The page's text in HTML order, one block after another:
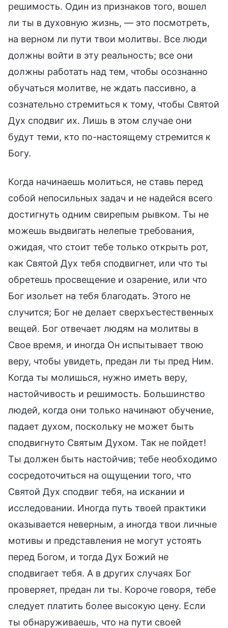
решимость. Один из признаков того, вошел
ли ты в духовную жизнь, — это посмотреть,
на верном ли пути твои молитвы. Все люди
должны войти в эту реальность; все они
должны работать над тем, чтобы осознанно
обучаться молитве, не ждать пассивно, а
сознательно стремиться к тому, чтобы Святой
Дух сподвиг их. Лишь в этом случае они
будут теми, кто по-настоящему стремится к
Богу.
Когда начинаешь молиться, не ставь перед
собой непосильных задач и не надейся всего
достигнуть одним свирепым рывком. Ты не
можешь выдвигать нелепые требования,
ожидая, что стоит тебе только открыть рот,
как Святой Дух тебя сподвигнет, или что ты
обретешь просвещение и озарение, или что
Бог изольет на тебя благодать. Этого не
случится; Бог не делает сверхъестественных
вещей. Бог отвечает людям на молитвы в
Свое время, и иногда Он испытывает твою
веру, чтобы увидеть, предан ли ты пред Ним.
Когда ты молишься, нужно иметь веру,
настойчивость и решимость. Большинство
людей, когда они только начинают обучение,
падает духом, поскольку не может быть
сподвигнуто Святым Духом. Так не пойдет!
Ты должен быть настойчив; тебе необходимо
сосредоточиться на ощущении того, что
Святой Дух сподвиг тебя, на искании и
исследовании. Иногда путь твоей практики
оказывается неверным, а иногда твои личные
мотивы и представления не могут устоять
перед Богом, и тогда Дух Божий не
сподвигает тебя. А в других случаях Бог
проверяет, предан ли ты. Короче говоря, тебе
следует платить более высокую цену. Если
ты обнаруживаешь, что на пути своей